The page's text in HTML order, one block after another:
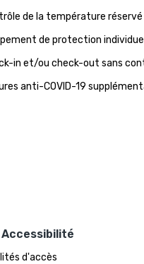
de la température
de protection
in et/ou check-out sans
anti-COVID-19
Accessibilité
d'accès